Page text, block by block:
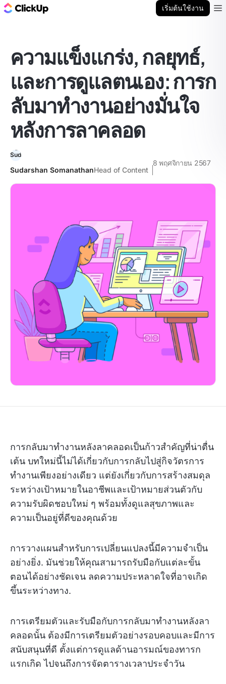
เริ่มต้นใช้งาน
ความแข็งแกร่ง, กลยุทธ์,
และการดูแลตนเอง: การก
ลับมาทำงานอย่างมั่นใจ
หลังการลาคลอด
Sudarshan SomanathanHead of Content
8 พฤศจิกายน 2567
การกลับมาทำงานหลังลาคลอดเป็นก้าวสำคัญที่น่าตื่น
เต้น บทใหม่นี้ไม่ได้เกี่ยวกับการกลับไปสู่กิจวัตรการ
ทำงานเพียงอย่างเดียว แต่ยังเกี่ยวกับการสร้างสมดุล
ระหว่างเป้าหมายในอาชีพและเป้าหมายส่วนตัวกับ
ความรับผิดชอบใหม่ ๆ พร้อมทั้งดูแลสุขภาพและ
ความเป็นอยู่ที่ดีของคุณด้วย
การวางแผนสำหรับการเปลี่ยนแปลงนี้มีความจำเป็น
อย่างยิ่ง. มันช่วยให้คุณสามารถรับมือกับแต่ละขั้น
ตอนได้อย่างชัดเจน ลดความประหลาดใจที่อาจเกิด
ขึ้นระหว่างทาง.
การเตรียมตัวและรับมือกับการกลับมาทำงานหลังลา
คลอดนั้น ต้องมีการเตรียมตัวอย่างรอบคอบและมีการ
สนับสนุนที่ดี ตั้งแต่การดูแลด้านอารมณ์ของทารก
แรกเกิด ไปจนถึงการจัดตารางเวลาประจำวัน